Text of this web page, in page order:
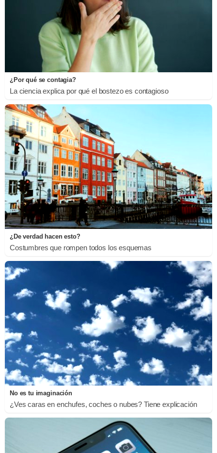
¿Por qué se contagia?
La ciencia explica por qué el bostezo es contagioso
¿De verdad hacen esto?
Costumbres que rompen todos los esquemas
No es tu imaginación
¿Ves caras en enchufes, coches o nubes? Tiene explicación